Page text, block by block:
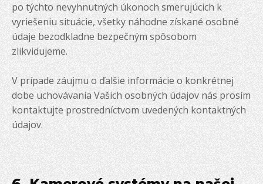
po týchto nevyhnutných úkonoch smerujúcich k
vyriešeniu situácie, všetky náhodne získané osobné
údaje bezodkladne bezpečným spôsobom
zlikvidujeme.
V prípade záujmu o ďalšie informácie o konkrétnej
dobe uchovávania Vašich osobných údajov nás prosím
kontaktujte prostredníctvom uvedených kontaktných
údajov.